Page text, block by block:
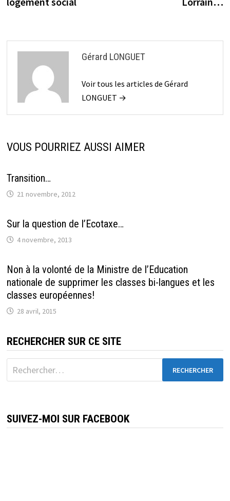
l’article
Gérard LONGUET
Voir tous les articles de Gérard
LONGUET →
VOUS POURRIEZ AUSSI AIMER
Transition…
21 novembre, 2012
Sur la question de l’Ecotaxe…
4 novembre, 2013
Non à la volonté de la Ministre de l’Education
nationale de supprimer les classes bi-langues et les
classes européennes!
28 avril, 2015
RECHERCHER SUR CE SITE
Rechercher :
SUIVEZ-MOI SUR FACEBOOK